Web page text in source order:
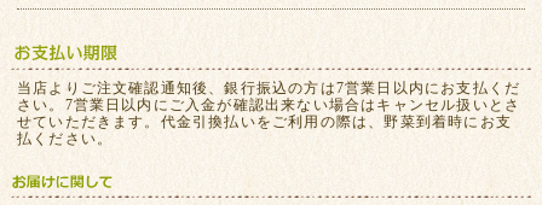
当店よりご注文確認通知後、銀行振込の方は7営業日以内にお支払くだ
さい。7営業日以内にご入金が確認出来ない場合はキャンセル扱いとさ
せていただきます。代金引換払いをご利用の際は、野菜到着時にお支
払ください。